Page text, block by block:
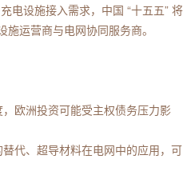
电设施接入需求，中国 “十五五” 将
运营商与电网协同服务商。
欧洲投资可能受主权债务压力影
代、超导材料在电网中的应用，可